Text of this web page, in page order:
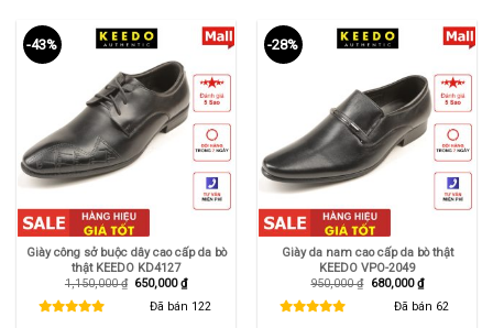
-43%
Giày công sở buộc dây cao cấp da bò
thật KEEDO KD4127
1,150,000₫ Giá
650,000₫Giá
hiện
tại
Đã bán 122
-28%
Giày da nam cao cấp da bò thật
KEEDO VPO-2049
950,000₫ Giá
680,000₫Giá
hiện
tại
Đã bán 62